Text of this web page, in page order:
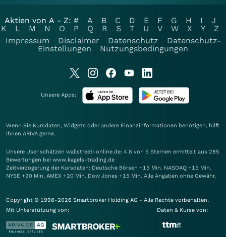
Aktien von A - Z: # A B C D E F G H I
J
K
L M N O P Q R S T U V W X Y
Z
Impressum
Disclaimer Datenschutz
Datenschutz-
Einstellungen
Nutzungsbedingungen
Unsere Apps:
Wenn Sie Kursdaten, Widgets oder andere Finanzinformationen benötigen, hilft
Ihnen ARIVA gerne.
Unsere User schätzen wallstreet-online.de: 4.8 von 5 Sternen ermittelt aus 285
Bewertungen bei www.kagels-trading.de
Zeitverzögerung der Kursdaten: Deutsche Börsen +15 Min. NASDAQ +15 Min.
NYSE +20 Min. AMEX +20 Min. Dow Jones +15 Min. Alle Angaben ohne Gewähr.
Copyright © 1998-2026 Smartbroker Holding AG - Alle Rechte vorbehalten.
Mit Unterstützung von:
Daten & Kurse von: